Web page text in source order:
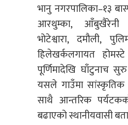
भानु नगरपालिका–१३
आरथुम्का, आँबुखैरेनी
भोटेश्वारा, दमौली,
हिलेखर्कलगायत
पूर्णिमादेखि घाँटुनाच
यसले गाउँमा सांस्कृतिक
साथै आन्तरिक
बढाएको स्थानीयवासी